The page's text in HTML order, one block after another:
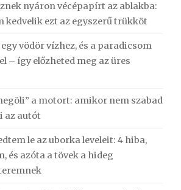
nyáron vécépapírt az ablakba:
kedvelik ezt az egyszerű trükköt
vödör vízhez, és a paradicsom
– így előzheted meg az üres
a motort: amikor nem szabad
az autót
le az uborka leveleit: 4 hiba,
és azóta a tövek a hideg